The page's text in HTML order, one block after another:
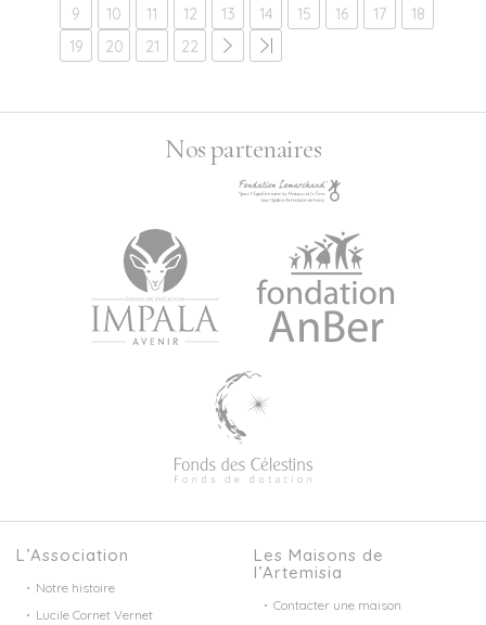
9
10 11 12 13 14 15 16 17
18
19
20 21 22
Nos partenaires
L’Association
Notre histoire
Lucile Cornet Vernet
Les Maisons de
l’Artemisia
Contacter une maison